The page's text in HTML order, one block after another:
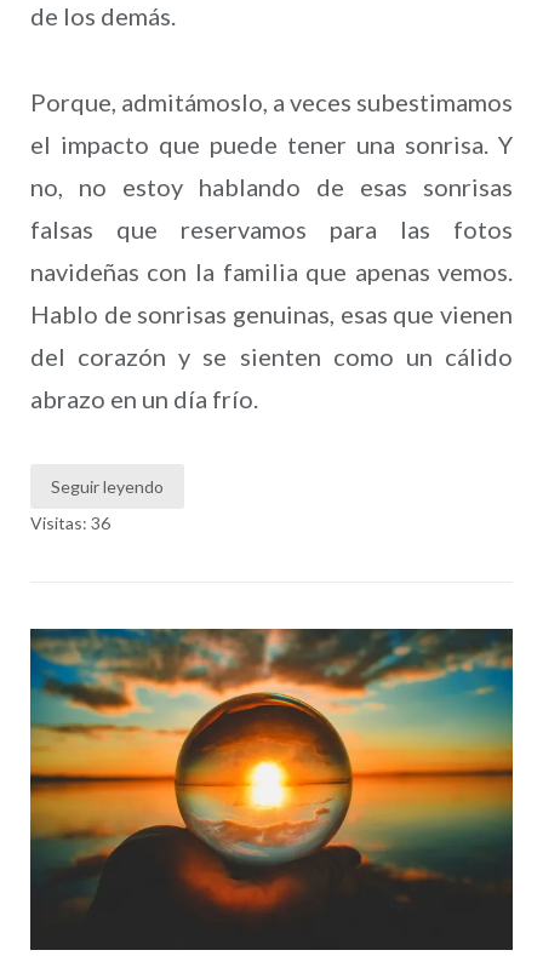
de los demás.
Porque, admitámoslo, a veces subestimamos
el impacto que puede tener una sonrisa. Y
no, no estoy hablando de esas sonrisas
falsas que reservamos para las fotos
navideñas con la familia que apenas vemos.
Hablo de sonrisas genuinas, esas que vienen
del corazón y se sienten como un cálido
abrazo en un día frío.
Seguir leyendo
Visitas: 36